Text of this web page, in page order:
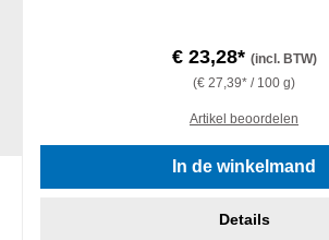
€ 23,28* (incl. BTW)
(€ 27,39* / 100 g)
Artikel beoordelen
In de winkelmand
Details